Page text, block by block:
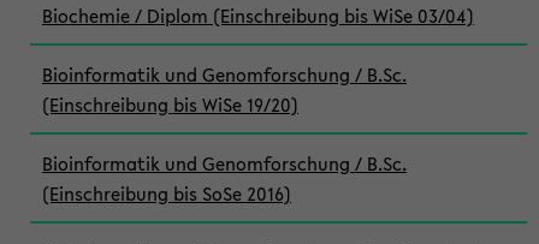
Biochemie / Diplom (Einschreibung bis WiSe 03/04)
Bioinformatik und Genomforschung / B.Sc.
(Einschreibung bis WiSe 19/20)
Bioinformatik und Genomforschung / B.Sc.
(Einschreibung bis SoSe 2016)